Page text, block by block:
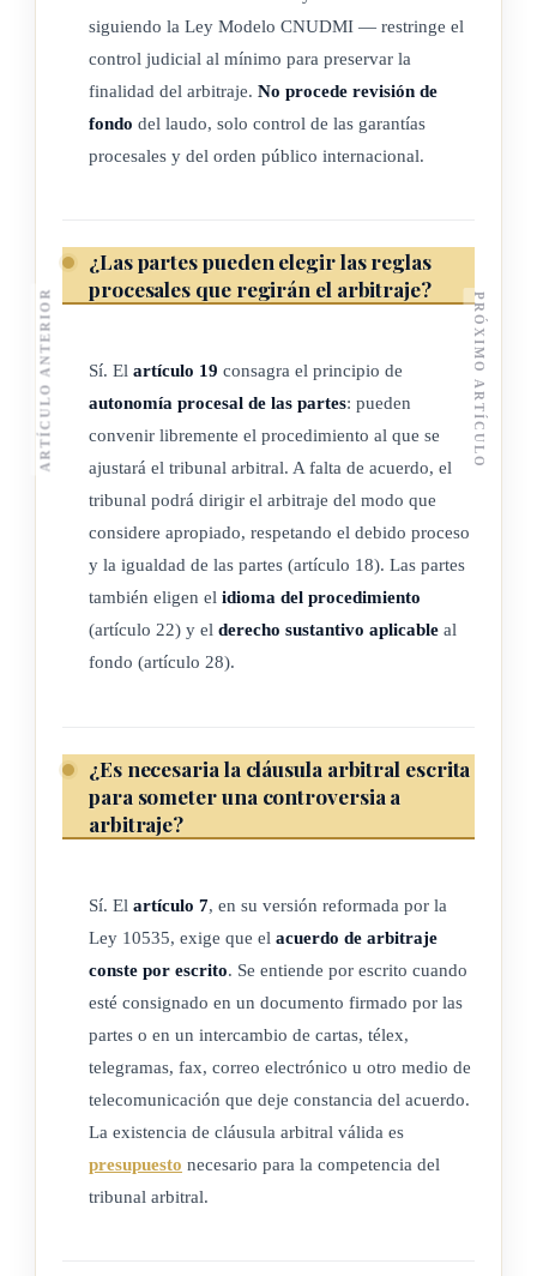
promover la uniformidad de su aplicación y la
observancia de la buena fe. Este principio de
interpretación será aplicable tanto a arbitraje internacional
como al doméstico.
(Así reformado el inciso anterior por el artículo 2° de la Ley
2) Las cuestiones relativas a las materias que se rigen por la
presente ley, que no estén expresamente resueltas en ella,
se dirimirán de conformidad con los principios generales
en que se basa la presente ley.
ARTÍCULO 3
Recepción de comunicaciones escritas
1) Salvo acuerdo en contrario de las partes:
a) Se considerará recibida toda comunicación escrita que
haya sido entregada personalmente al destinatario o que
haya sido entregada en su establecimiento, residencia
lugares, se considerará recibida toda comunicación escrita
que haya sido enviada al último establecimiento,
residencia habitual o domicilio postal conocido del
que deje constancia del intento de entrega.
b) La comunicación se considerará recibida el día en que se
haya realizado tal entrega.
2) Las disposiciones de este artículo no se aplican a las
comunicaciones habidas en un procedimiento ante un
tribunal.
ARTÍCULO 4
siguiendo la Ley Modelo CNUDMI — restringe el
control judicial al mínimo para preservar la
finalidad del arbitraje. No procede revisión de
fondo del laudo, solo control de las garantías
procesales y del orden público internacional.
¿Las partes pueden elegir las reglas
procesales que regirán el arbitraje?
Sí. El artículo 19 consagra el principio de
autonomía procesal de las partes: pueden
convenir libremente el procedimiento al que se
ajustará el tribunal arbitral. A falta de acuerdo, el
tribunal podrá dirigir el arbitraje del modo que
considere apropiado, respetando el debido proceso
y la igualdad de las partes (artículo 18). Las partes
también eligen el idioma del procedimiento
(artículo 22) y el derecho sustantivo aplicable al
fondo (artículo 28).
¿Es necesaria la cláusula arbitral escrita
para someter una controversia a
arbitraje?
Sí. El artículo 7, en su versión reformada por la
Ley 10535, exige que el acuerdo de arbitraje
conste por escrito. Se entiende por escrito cuando
esté consignado en un documento firmado por las
partes o en un intercambio de cartas, télex,
telegramas, fax, correo electrónico u otro medio de
telecomunicación que deje constancia del acuerdo.
La existencia de cláusula arbitral válida es
presupuesto necesario para la competencia del
tribunal arbitral.
ARTÍCULO ANTERIOR PRÓXIMO ARTÍCULO